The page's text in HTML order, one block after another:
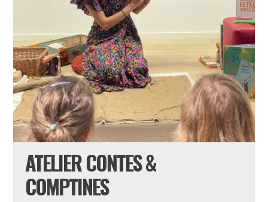
ATELIER CONTES &
COMPTINES